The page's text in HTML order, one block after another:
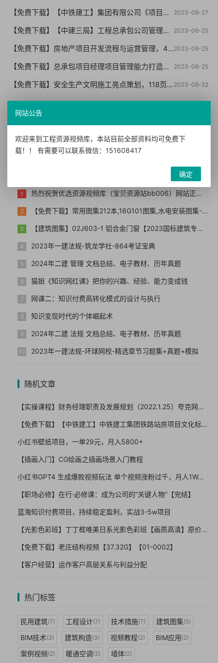
2023-06-27
【免费下载】【中铁建工】集团有限公司《项目机构标准化管理指导手册（试行版）【01-0054】
2023-06-25
【免费下载】【中建三局】工程总承包公司管理制度汇编（146页 编制详细）【01-0053】
2023-06-25
【免费下载】房地产项目开发流程与运营管理，49页PPT【01-0052】
2023-06-25
【免费下载】总承包项目经理项目管理能力打造与提升培训，66页PPT，图文，可编辑【01-0051】
2023-06-22
【免费下载】安全生产文明施工亮点策划，118页PPT【01-0050】
网友评论
您需要登录账户后才能发表评论
热烈祝贺优选资源视频库（宝贝资源站bb006）网站正式上线！！
【免费下载】常用图集212本,16G101图集,水电安装图集-254本【01-0014】
【建筑图集】02J603-1 铝合金门窗【2023国标建筑专业图集大全】
2023年一建法规-筑龙学社-864考证宝典
2024年二建 管理 文档总结、电子教材、历年真题
猫姐《知识网红课》把你的兴趣、经验、能力变成钱
网课二：知识付费高转化模式的设计与执行
知识变现时代的个体崛起术
2024年二建 法规 文档总结、电子教材、历年真题
2023年一建法规-环球网校-精选章节习题集+真题+模拟
随机文章
【实操课程】财务经理职责及发展规划（2022.1.25）夸克网盘下载！
【免费下载】【中铁建工】中铁建工集团铁路站房项目文化标准化建设VI手册【01-0055】
小红书壁纸项目，一单29元，月入5800+
【插画入门】CG绘画之插画场景入门教程
小红书GPT4 生成爆款视频玩法 单个视频涨粉过千，月人1W+不是问题
【职场必修】在行·必修课：成为公司的“关键人物”【完结】
蓝海知识付费项目，持续稳定盈利，实战3-5w项目
【光影色彩班】丁丁框唯美日系光影色彩班【画质高清】原价298
【免费下载】老庄结构视频【37.32G】【01-0002】
【客户经营】运作客户高层关系与利益分配
热门标签
民用建筑(7) 工程设计(7) 技术措施(7) 建筑图集(5)
BIM技术(3) 建筑构造(3) 视频教程(2) BIM应用(2)
案例视频(2) 暖通空调(2) 墙体(2)
网站公告
欢迎来到工程资源视频库，本站目前全部资料均可免费下
载！！ 有需要可以联系微信：151608417
确定